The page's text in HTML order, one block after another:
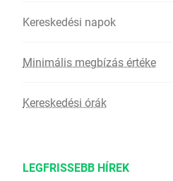
Kereskedési napok
Minimális megbízás értéke
Kereskedési órák
LEGFRISSEBB HÍREK